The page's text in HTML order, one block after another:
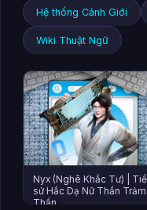
Hệ thống Cảnh Giới
Wiki Thuật Ngữ
Nyx (Nghê Khắc Tư) |
sử Hắc Dạ Nữ Thần Trảm
Thần